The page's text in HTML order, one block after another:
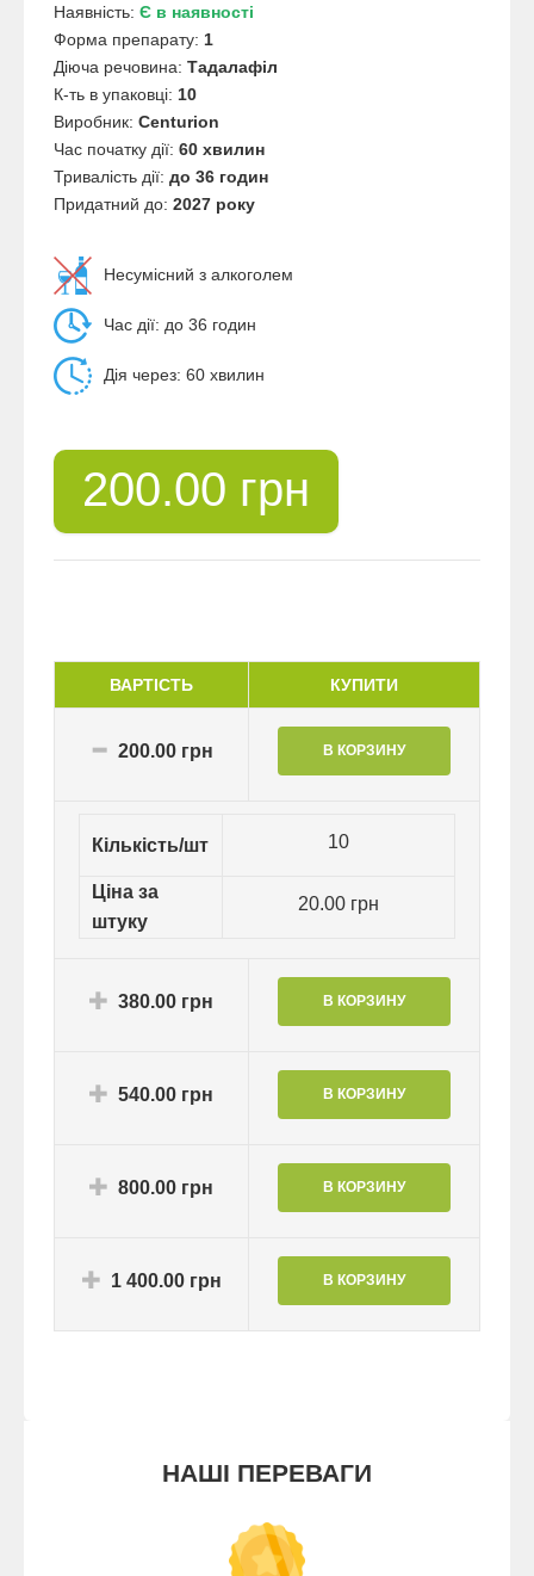
Наявність: Є в наявності
Форма препарату: 1
Діюча речовина: Тадалафіл
К-ть в упаковці: 10
Виробник: Centurion
Час початку дії: 60 хвилин
Тривалість дії: до 36 годин
Придатний до: 2027 року
Несумісний з алкоголем
Час дії: до 36 годин
Дія через: 60 хвилин
200.00 грн
ВАРТІСТЬ КУПИТИ
200.00 грн
Кількість/шт 10
Ціна за
штуку
20.00 грн
380.00 грн
540.00 грн
800.00 грн
1 400.00 грн
НАШІ ПЕРЕВАГИ